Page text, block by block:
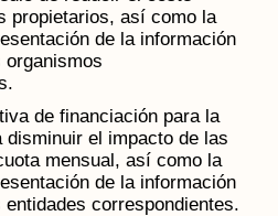
propietarios, así como la
de la información
organismos
de financiación para la
disminuir el impacto de las
mensual, así como la
de la información
correspondientes.